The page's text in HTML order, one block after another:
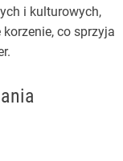
i kulturowych,
korzenie, co sprzyja